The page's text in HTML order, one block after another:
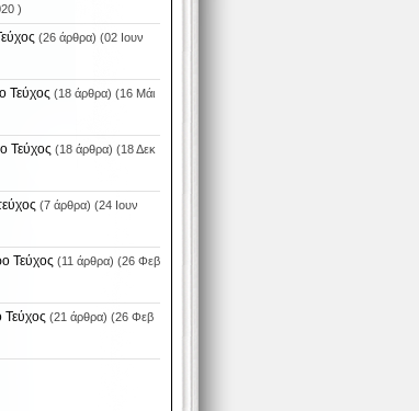
)
(26 άρθρα) (02 Ιουν
Τεύχος (18 άρθρα) (16 Μάι
Τεύχος (18 άρθρα) (18 Δεκ
(7 άρθρα) (24 Ιουν
Τεύχος (11 άρθρα) (26 Φεβ
(21 άρθρα) (26 Φεβ